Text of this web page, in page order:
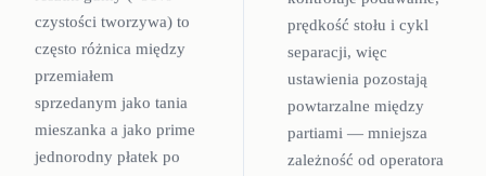
czystości tworzywa) to
często różnica między
przemiałem
sprzedanym jako tania
mieszanka a jako prime
jednorodny płatek po
prędkość stołu i cykl
separacji, więc
ustawienia pozostają
powtarzalne między
partiami — mniejsza
zależność od operatora